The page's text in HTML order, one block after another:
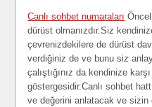
Canlı sohbet numaraları
dürüst olmanızdır.Siz
çevrenizdekilere de dürüst
verdiğiniz de ve bunu siz
çalıştığınız da kendinize
göstergesidir.Canlı sohbet
ve değerini anlatacak ve sizin